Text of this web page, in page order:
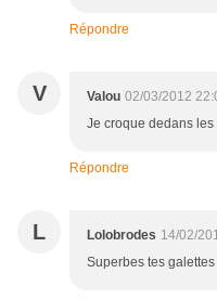
Répondre
V Valou 02/03/2012
Je croque dedans les
Répondre
L Lolobrodes 14/02/
Superbes tes